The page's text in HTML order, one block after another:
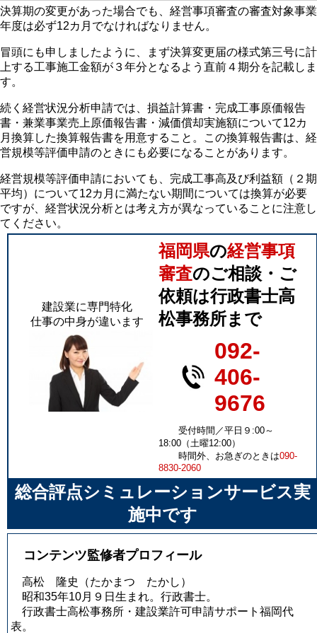
決算期の変更があった場合でも、経営事項審査の審査対象事業
年度は必ず12カ月でなければなりません。
冒頭にも申しましたように、まず決算変更届の様式第三号に計
上する工事施工金額が３年分となるよう直前４期分を記載しま
す。
続く経営状況分析申請では、損益計算書・完成工事原価報告
書・兼業事業売上原価報告書・減価償却実施額について12カ
月換算した換算報告書を用意すること。この換算報告書は、経
営規模等評価申請のときにも必要になることがあります。
経営規模等評価申請においても、完成工事高及び利益額（２期
平均）について12カ月に満たない期間については換算が必要
ですが、経営状況分析とは考え方が異なっていることに注意し
てください。
建設業に専門特化
仕事の中身が違います
福岡県の経営事項
審査のご相談・ご
依頼は行政書士高
松事務所まで
092-
406-
9676
受付時間／平日９:00～
18:00（土曜12:00）
時間外、お急ぎのときは090-
8830-2060
総合評点シミュレーションサービス実
施中です
コンテンツ監修者プロフィール
高松 隆史
（たかまつ たかし）
昭和35年10月９日生まれ。行政書士。
行政書士高松事務所・建設業許可申請サポート福岡代
表。